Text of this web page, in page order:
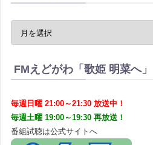
FMえどがわ「歌姫 明菜へ」
毎週日曜 21:00～21:30 放送中！
毎週土曜 19:00～19:30 再放送！
番組試聴は公式サイトへ